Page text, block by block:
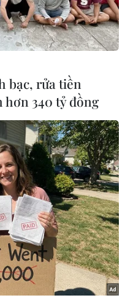
Diosdado Cabello. (Ảnh:
quốc gia của Mỹ, Nga và
để thảo luận về các vấn đề
và Syria. Đây là lần đầu
vậy được tổ chức. (Ảnh:
bạc, rửa tiền
hơn 340 tỷ đồng